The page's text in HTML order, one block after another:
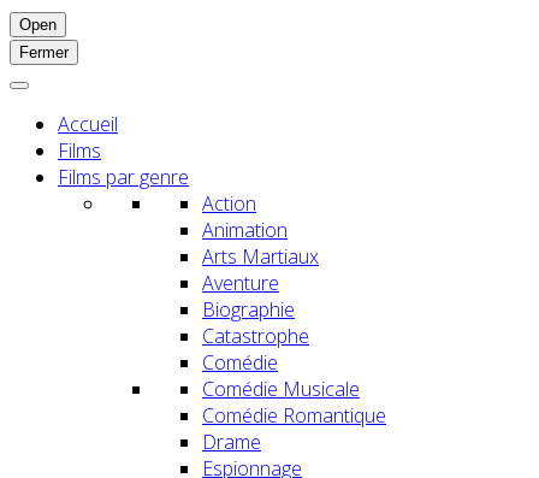
Open
Fermer
Accueil
Films
Films par genre
Action
Animation
Arts Martiaux
Aventure
Biographie
Catastrophe
Comédie
Comédie Musicale
Comédie Romantique
Drame
Espionnage